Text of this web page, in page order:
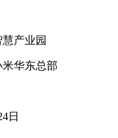
产业园
华东总部
日